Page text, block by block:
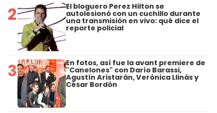
2 El bloguero Perez Hilton se
autolesionó con un cuchillo durante
una transmisión en vivo: qué dice el
reporte policial
3 En fotos, así fue la avant premiere de
"Canelones" con Darío Barassi,
Agustín Aristarán, Verónica Llinás y
César Bordón